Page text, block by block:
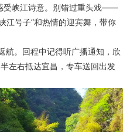
受峡江诗意。别错过重头戏——
江号子”和热情的迎宾舞，带你
航。回程中记得听广播通知，欣
左右抵达宜昌，专车送回出发